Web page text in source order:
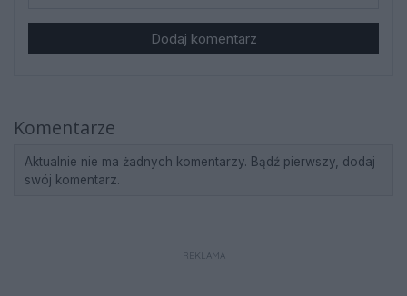
Dodaj komentarz
Komentarze
Aktualnie nie ma żadnych komentarzy. Bądź pierwszy, dodaj
swój komentarz.
REKLAMA